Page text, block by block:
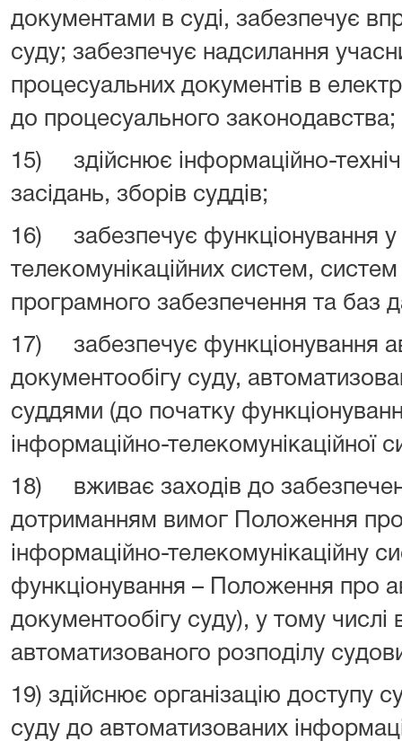
документами в суді, забезпечує
суду; забезпечує надсилання
процесуальних документів в
до процесуального законодавства;
15) здійснює інформаційно-
засідань, зборів суддів;
16) забезпечує функціонування у
телекомунікаційних систем,
програмного забезпечення та баз
17) забезпечує функціонування
документообігу суду,
суддями (до початку
інформаційно-телекомунікаційної
18) вживає заходів до
дотриманням вимог Положення
інформаційно-телекомунікаційну
функціонування – Положення про
документообігу суду), у тому числі
автоматизованого розподілу
19) здійснює організацію доступу
суду до автоматизованих